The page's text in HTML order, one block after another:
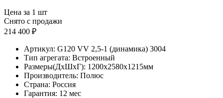
Цена за 1 шт
Снято с продажи
214 400 ₽
Артикул: G120 VV 2,5-1 (динамика) 3004
Тип агрегата: Встроенный
Размеры(ДхШхГ): 1200x2580x1215мм
Производитель: Полюс
Страна: Россия
Гарантия: 12 мес